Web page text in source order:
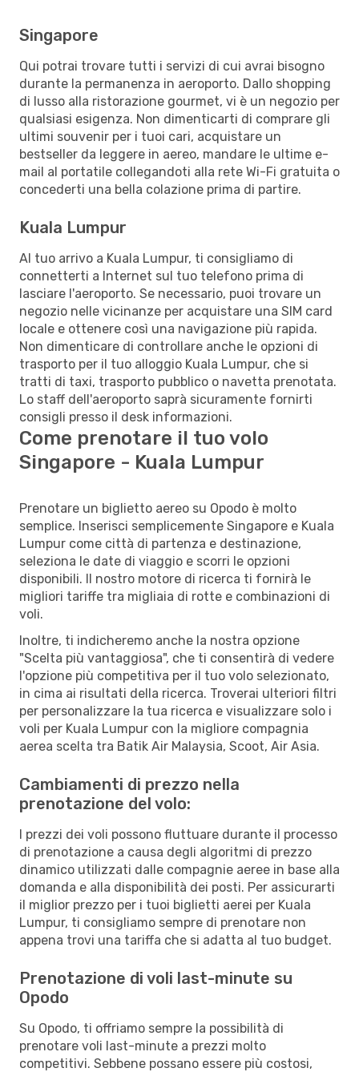
Singapore
Qui potrai trovare tutti i servizi di cui avrai bisogno
durante la permanenza in aeroporto. Dallo shopping
di lusso alla ristorazione gourmet, vi è un negozio per
qualsiasi esigenza. Non dimenticarti di comprare gli
ultimi souvenir per i tuoi cari, acquistare un
bestseller da leggere in aereo, mandare le ultime e-
mail al portatile collegandoti alla rete Wi-Fi gratuita o
concederti una bella colazione prima di partire.
Kuala Lumpur
Al tuo arrivo a Kuala Lumpur, ti consigliamo di
connetterti a Internet sul tuo telefono prima di
lasciare l'aeroporto. Se necessario, puoi trovare un
negozio nelle vicinanze per acquistare una SIM card
locale e ottenere così una navigazione più rapida.
Non dimenticare di controllare anche le opzioni di
trasporto per il tuo alloggio Kuala Lumpur, che si
tratti di taxi, trasporto pubblico o navetta prenotata.
Lo staff dell'aeroporto saprà sicuramente fornirti
consigli presso il desk informazioni.
Come prenotare il tuo volo
Singapore - Kuala Lumpur
Prenotare un biglietto aereo su Opodo è molto
semplice. Inserisci semplicemente Singapore e Kuala
Lumpur come città di partenza e destinazione,
seleziona le date di viaggio e scorri le opzioni
disponibili. Il nostro motore di ricerca ti fornirà le
migliori tariffe tra migliaia di rotte e combinazioni di
voli.
Inoltre, ti indicheremo anche la nostra opzione
"Scelta più vantaggiosa", che ti consentirà di vedere
l'opzione più competitiva per il tuo volo selezionato,
in cima ai risultati della ricerca. Troverai ulteriori filtri
per personalizzare la tua ricerca e visualizzare solo i
voli per Kuala Lumpur con la migliore compagnia
aerea scelta tra Batik Air Malaysia, Scoot, Air Asia.
Cambiamenti di prezzo nella
prenotazione del volo:
I prezzi dei voli possono fluttuare durante il processo
di prenotazione a causa degli algoritmi di prezzo
dinamico utilizzati dalle compagnie aeree in base alla
domanda e alla disponibilità dei posti. Per assicurarti
il miglior prezzo per i tuoi biglietti aerei per Kuala
Lumpur, ti consigliamo sempre di prenotare non
appena trovi una tariffa che si adatta al tuo budget.
Prenotazione di voli last-minute su
Opodo
Su Opodo, ti offriamo sempre la possibilità di
prenotare voli last-minute a prezzi molto
competitivi. Sebbene possano essere più costosi,